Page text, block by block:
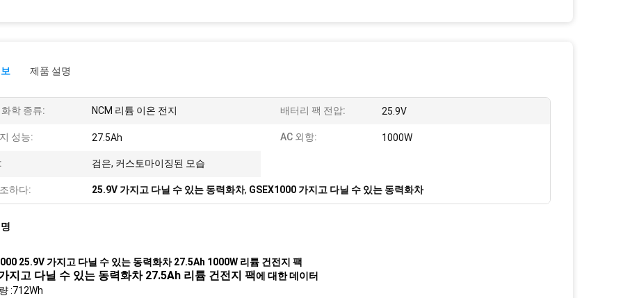
제품 설명
학 종류: NCM 리튬 이온 전지 배터리 팩 전압: 25.9V
성능: 27.5Ah AC 외항: 1000W
검은, 커스토마이징된 모습
하다: 25.9V 가지고 다닐 수 있는 동력화차, GSEX1000 가지고 다닐 수 있는 동력화차
25.9V 가지고 다닐 수 있는 동력화차 27.5Ah 1000W 리튬 건전지 팩
지고 다닐 수 있는 동력화차 27.5Ah 리튬 건전지 팩에 대한 데이터
:712Wh